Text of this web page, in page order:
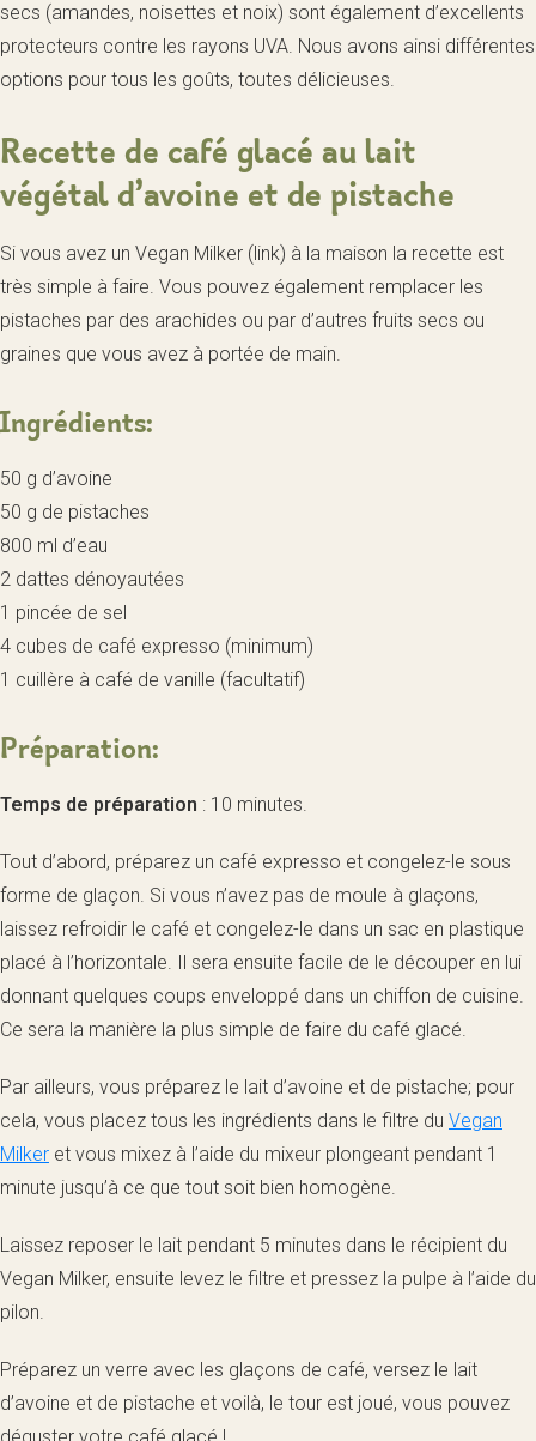
secs (amandes, noisettes et noix) sont également d’excellents
protecteurs contre les rayons UVA. Nous avons ainsi différentes
options pour tous les goûts, toutes délicieuses.
Recette de café glacé au lait
végétal d’avoine et de pistache
Si vous avez un Vegan Milker (link) à la maison la recette est
très simple à faire. Vous pouvez également remplacer les
pistaches par des arachides ou par d’autres fruits secs ou
graines que vous avez à portée de main.
Ingrédients:
50 g d’avoine
50 g de pistaches
800 ml d’eau
2 dattes dénoyautées
1 pincée de sel
4 cubes de café expresso (minimum)
1 cuillère à café de vanille (facultatif)
Préparation:
Temps de préparation : 10 minutes.
Tout d’abord, préparez un café expresso et congelez-le sous
forme de glaçon. Si vous n’avez pas de moule à glaçons,
laissez refroidir le café et congelez-le dans un sac en plastique
placé à l’horizontale. Il sera ensuite facile de le découper en lui
donnant quelques coups enveloppé dans un chiffon de cuisine.
Ce sera la manière la plus simple de faire du café glacé.
Par ailleurs, vous préparez le lait d’avoine et de pistache; pour
cela, vous placez tous les ingrédients dans le filtre du Vegan
Milker et vous mixez à l’aide du mixeur plongeant pendant 1
minute jusqu’à ce que tout soit bien homogène.
Laissez reposer le lait pendant 5 minutes dans le récipient du
Vegan Milker, ensuite levez le filtre et pressez la pulpe à l’aide du
pilon.
Préparez un verre avec les glaçons de café, versez le lait
d’avoine et de pistache et voilà, le tour est joué, vous pouvez